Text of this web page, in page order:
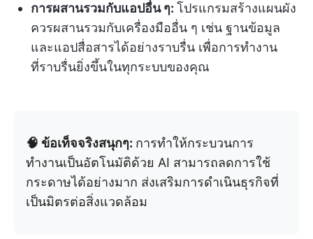
การผสานรวมกับแอปอื่น ๆ: โปรแกรมสร้างแผนผัง
ควรผสานรวมกับเครื่องมืออื่น ๆ เช่น ฐานข้อมูล
และแอปสื่อสารได้อย่างราบรื่น เพื่อการทำงาน
ที่ราบรื่นยิ่งขึ้นในทุกระบบของคุณ
🧠 ข้อเท็จจริงสนุกๆ: การทำให้กระบวนการ
ทำงานเป็นอัตโนมัติด้วย AI สามารถลดการใช้
กระดาษได้อย่างมาก ส่งเสริมการดำเนินธุรกิจที่
เป็นมิตรต่อสิ่งแวดล้อม